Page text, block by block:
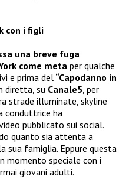
con i figli
una breve fuga
come metaper qualche
e prima del “Capodanno in
diretta, su Canale5, per
strade illuminate, skyline
conduttrice ha
pubblicato sui social.
quanto sia attenta a
sua famiglia. Eppure questa
momento speciale con i
giovani adulti.